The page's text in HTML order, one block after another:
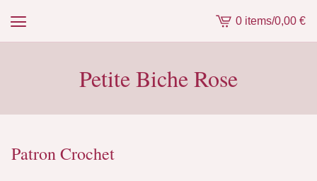
View
cart
0 items/0,00 €
Petite Biche Rose
Patron Crochet